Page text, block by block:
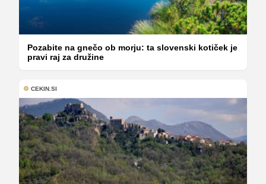
Pozabite na gnečo ob morju: ta slovenski kotiček je
pravi raj za družine
CEKIN.SI